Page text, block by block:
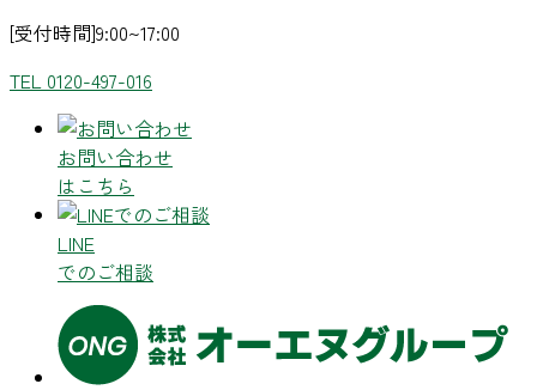
[受付時間]9:00~17:00
TEL 0120-497-016
お問い合わせ
はこちら
LINE
でのご相談